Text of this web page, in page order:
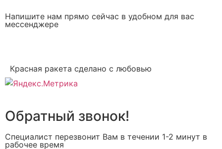
Напишите нам прямо сейчас в удобном для вас
мессенджере
Красная ракета сделано с любовью
Обратный звонок!
Специалист перезвонит Вам в течении 1-2 минут в
рабочее время